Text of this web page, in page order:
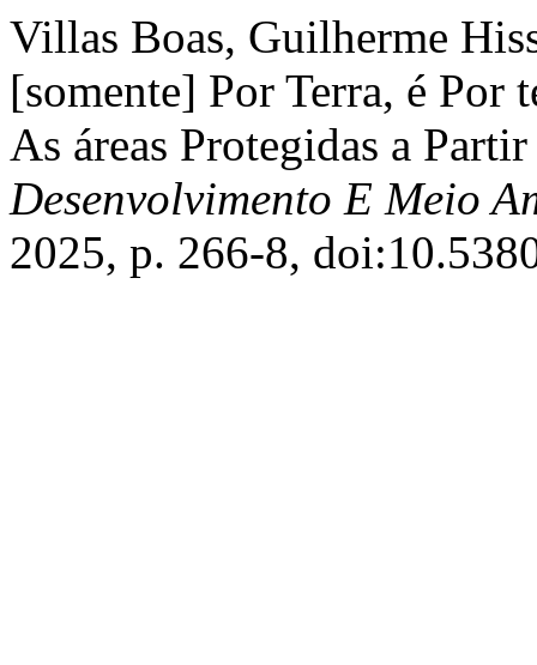
Villas Boas, Guilherme
[somente] Por Terra, é Por
As áreas Protegidas a
Desenvolvimento E Meio
2025, p. 266-8,